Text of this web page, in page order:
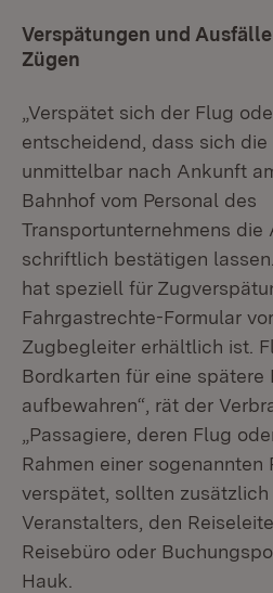
Verspätungen und
Zügen
„Verspätet sich der Flug
entscheidend, dass sich die
unmittelbar nach Ankunft
Bahnhof vom Personal des
Transportunternehmens die
schriftlich bestätigen
hat speziell für
Fahrgastrechte-Formular
Zugbegleiter erhältlich ist.
Bordkarten für eine spätere
aufbewahren“, rät der
„Passagiere, deren Flug
Rahmen einer sogenannten
verspätet, sollten
Veranstalters, den
Reisebüro oder
Hauk.